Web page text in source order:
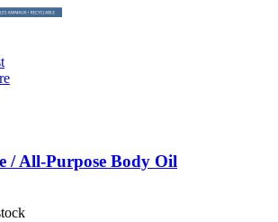
/ All-Purpose Body Oil